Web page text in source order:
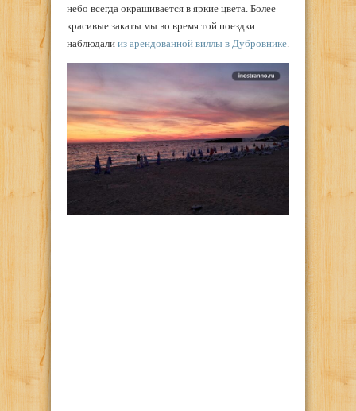
небо всегда окрашивается в яркие цвета. Более
красивые закаты мы во время той поездки
наблюдали из арендованной виллы в Дубровнике